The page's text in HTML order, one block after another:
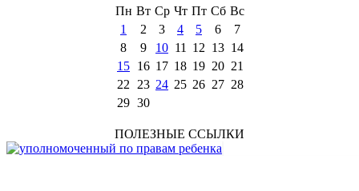
Пн Вт Ср Чт Пт Сб Вс
1
2 3 4 5 6
7
8
9 10 11 12 13 14
15 16 17 18 19 20 21
22
23 24 25 26 27 28
29 30
ПОЛЕЗНЫЕ ССЫЛКИ